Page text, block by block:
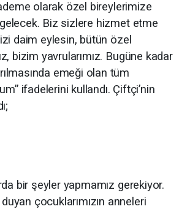
olarak özel bireylerimize
Biz sizlere hizmet etme
daim eylesin, bütün özel
bizim yavrularımız. Bugüne kadar
emeği olan tüm
ifadelerini kullandı. Çiftçi’nin
bir şeyler yapmamız gerekiyor.
çocuklarımızın anneleri